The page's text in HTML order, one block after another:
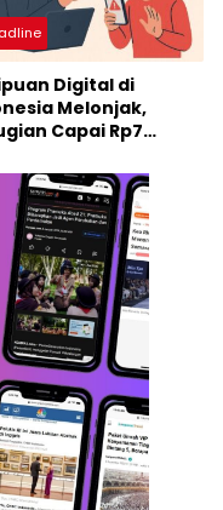
Digital di
Melonjak,
Capai Rp7